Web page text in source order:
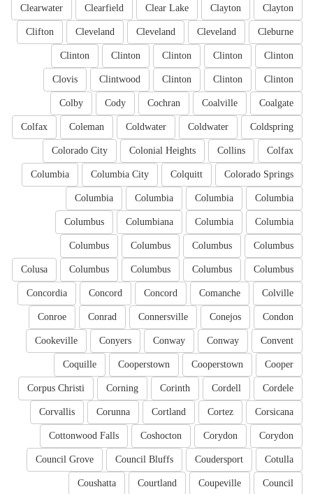
Clayton
Clayton
Clear Lake
Clearfield
Clearwater
Cleburne
Cleveland
Cleveland
Cleveland
Clifton
Clinton
Clinton
Clinton
Clinton
Clinton
Clinton
Clinton
Clinton
Clintwood
Clovis
Coalgate
Coalville
Cochran
Cody
Colby
Coldspring
Coldwater
Coldwater
Coleman
Colfax
Colfax
Collins
Colonial Heights
Colorado City
Colorado Springs
Colquitt
Columbia City
Columbia
Columbia
Columbia
Columbia
Columbia
Columbia
Columbia
Columbiana
Columbus
Columbus
Columbus
Columbus
Columbus
Columbus
Columbus
Columbus
Columbus
Colusa
Colville
Comanche
Concord
Concord
Concordia
Condon
Conejos
Connersville
Conrad
Conroe
Convent
Conway
Conway
Conyers
Cookeville
Cooper
Cooperstown
Cooperstown
Coquille
Cordele
Cordell
Corinth
Corning
Corpus Christi
Corsicana
Cortez
Cortland
Corunna
Corvallis
Corydon
Corydon
Coshocton
Cottonwood Falls
Cotulla
Coudersport
Council Bluffs
Council Grove
Council
Coupeville
Courtland
Coushatta